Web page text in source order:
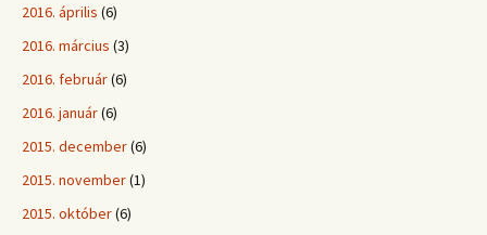
2016. április (6)
2016. március (3)
2016. február(6)
2016. január(6)
2015. december(6)
2015. november(1)
2015. október(6)